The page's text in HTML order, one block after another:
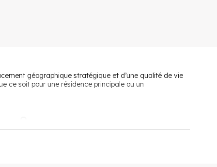
géographique stratégique et d’une qualité de vie
ce soit pour une résidence principale ou un
?